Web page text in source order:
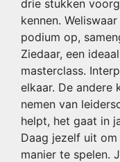
drie stukken
kennen.
podium op,
Ziedaar, een
masterclass.
elkaar. De andere
nemen van
helpt, het gaat in
Daag jezelf uit
manier te spelen.